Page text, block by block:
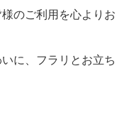
のご利用を心よりお
に、フラリとお立ち